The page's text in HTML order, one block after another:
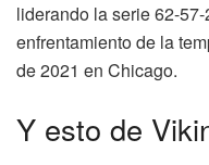
liderando la serie 62-
enfrentamiento de la
de 2021 en Chicago.
Y esto de